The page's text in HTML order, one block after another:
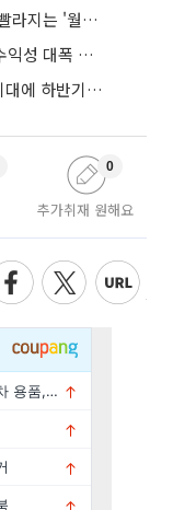
전세 35% 줄었는데 세금 압박까지⋯더 빨라지는 '월세화'
'고원가 터널' 끝 보인다…대형 건설사, 수익성 대폭 개선
부울경 메가시티 논의 본격화⋯교통망 기대에 하반기 분양시장 '주목'
추가취재 원해요
0